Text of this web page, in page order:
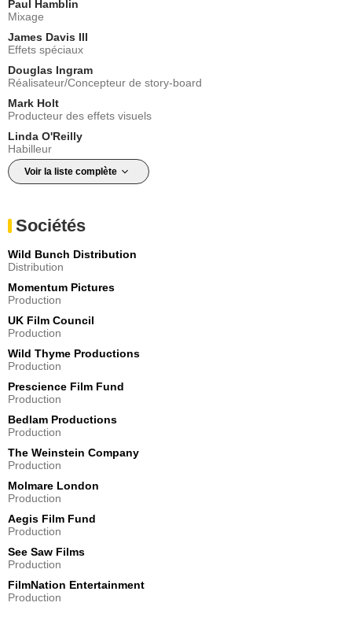
Paul Hamblin
Mixage
James Davis III
Effets spéciaux
Douglas Ingram
Réalisateur/Concepteur de story-board
Mark Holt
Producteur des effets visuels
Linda O'Reilly
Habilleur
Voir la liste complète
Sociétés
Wild Bunch Distribution
Distribution
Momentum Pictures
Production
UK Film Council
Production
Wild Thyme Productions
Production
Prescience Film Fund
Production
Bedlam Productions
Production
The Weinstein Company
Production
Molmare London
Production
Aegis Film Fund
Production
See Saw Films
Production
FilmNation Entertainment
Production